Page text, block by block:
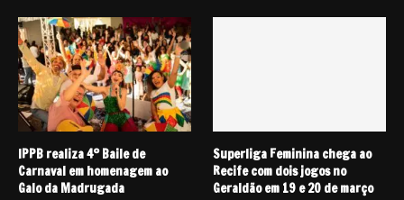
IPPB realiza 4º Baile de
Carnaval em homenagem ao
Galo da Madrugada
Superliga Feminina chega ao
Recife com dois jogos no
Geraldão em 19 e 20 de março